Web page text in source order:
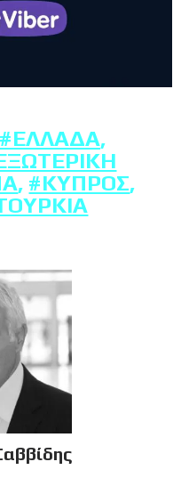
#ΕΛΛΆΔΑ,
, #ΚΎΠΡΟΣ,